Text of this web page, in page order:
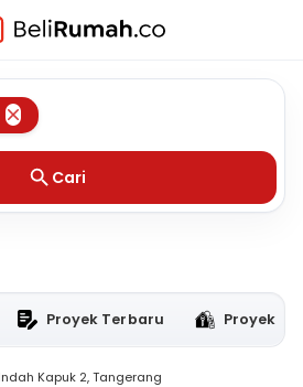
Cari
Proyek Terbaru Proyek
Kapuk 2, Tangerang